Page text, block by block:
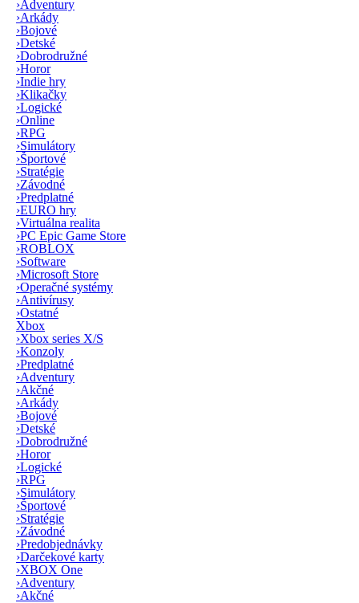
›Adventury
›Arkády
›Bojové
›Detské
›Dobrodružné
›Horor
›Indie hry
›Klikačky
›Logické
›Online
›RPG
›Simulátory
›Športové
›Stratégie
›Závodné
›Predplatné
›EURO hry
›Virtuálna realita
›PC Epic Game Store
›ROBLOX
›Software
›Microsoft Store
›Operačné systémy
›Antivírusy
›Ostatné
Xbox
›Xbox series X/S
›Konzoly
›Predplatné
›Adventury
›Akčné
›Arkády
›Bojové
›Detské
›Dobrodružné
›Horor
›Logické
›RPG
›Simulátory
›Športové
›Stratégie
›Závodné
›Predobjednávky
›Darčekové karty
›XBOX One
›Adventury
›Akčné